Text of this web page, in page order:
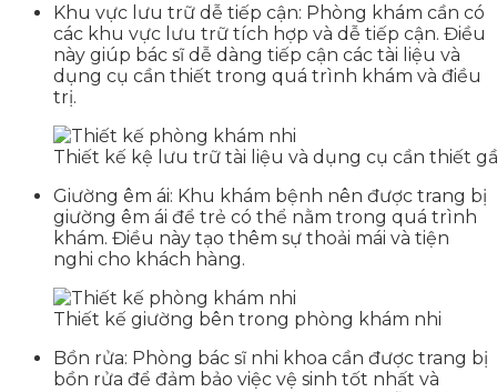
Khu vực lưu trữ dễ tiếp cận: Phòng khám cần có
các khu vực lưu trữ tích hợp và dễ tiếp cận. Điều
này giúp bác sĩ dễ dàng tiếp cận các tài liệu và
dụng cụ cần thiết trong quá trình khám và điều
trị.
Thiết kế kệ lưu trữ tài liệu và dụng cụ cần thiết
Giường êm ái: Khu khám bệnh nên được trang bị
giường êm ái để trẻ có thể nằm trong quá trình
khám. Điều này tạo thêm sự thoải mái và tiện
nghi cho khách hàng.
Thiết kế giường bên trong phòng khám nhi
Bồn rửa: Phòng bác sĩ nhi khoa cần được trang bị
bồn rửa để đảm bảo việc vệ sinh tốt nhất và